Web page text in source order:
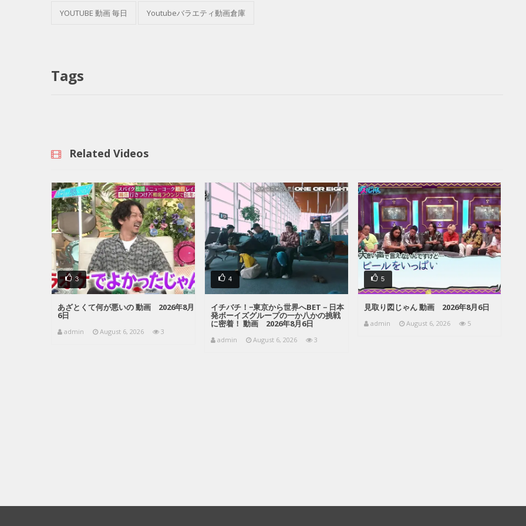
YOUTUBE 動画 毎日 Youtubeバラエティ動画倉庫
Tags
Related Videos
3
あざとくて何が悪いの 動画 2026年8月
6日
admin August 6, 2026 3
4
イチバチ！−東京から世界へBET－日本
発ボーイズグループの一か八かの挑戦
に密着！ 動画 2026年8月6日
admin August 6, 2026 3
5
見取り図じゃん 動画 2026年8月6日
admin August 6, 2026 5